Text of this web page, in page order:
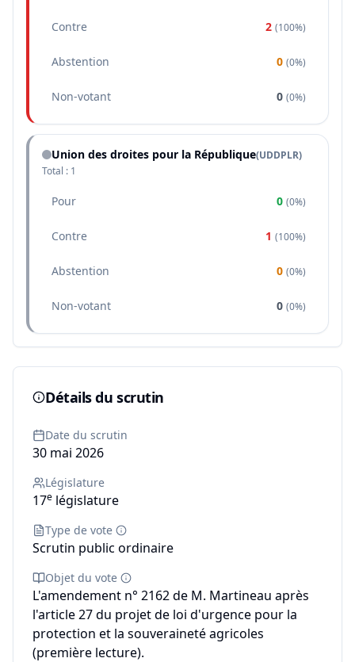
Contre 2 (100%)
Abstention 0 (0%)
Non-votant 0 (0%)
Union des droites pour la République(UDDPLR)
Total : 1
Pour 0 (0%)
Contre 1 (100%)
Abstention 0 (0%)
Non-votant 0 (0%)
Détails du scrutin
Date du scrutin
30 mai 2026
Législature
17e législature
Type de vote
Scrutin public ordinaire
Objet du vote
L'amendement n° 2162 de M. Martineau après
l'article 27 du projet de loi d'urgence pour la
protection et la souveraineté agricoles
(première lecture).